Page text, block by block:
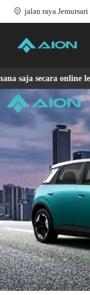
jalan raya
Produk
Promo & Event
Blog
Simulasi Kredit
secara online